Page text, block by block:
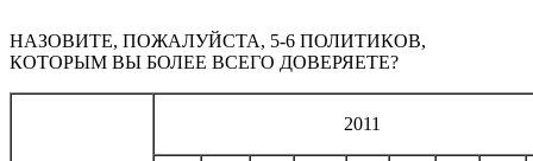
НАЗОВИТЕ, ПОЖАЛУЙСТА, 5-6 ПОЛИТИКОВ,
КОТОРЫМ ВЫ БОЛЕЕ ВСЕГО ДОВЕРЯЕТЕ?
2011